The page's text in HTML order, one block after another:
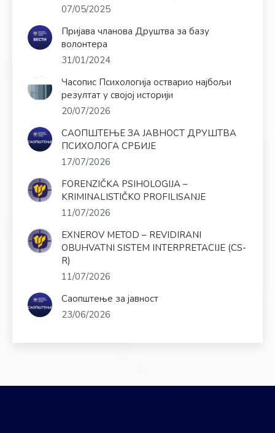
07/05/2025
Пријава чланова Друштва за базу
волонтера
31/01/2024
Часопис Психологија остварио најбољи
резултат у својој историји
20/07/2026
САОПШТЕЊЕ ЗА ЈАВНОСТ ДРУШТВА
ПСИХОЛОГА СРБИЈЕ
17/07/2026
FORENZIČKA PSIHOLOGIJA –
KRIMINALISTIČKO PROFILISANJE
11/07/2026
EXNEROV METOD – REVIDIRANI
OBUHVATNI SISTEM INTERPRETACIJE (CS-
R)
11/07/2026
Саопштење за јавност
23/06/2026